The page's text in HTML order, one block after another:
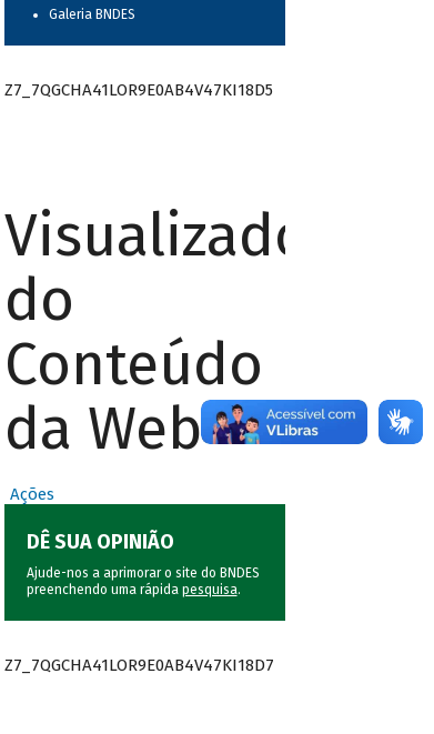
Galeria BNDES
Z7_7QGCHA41LOR9E0AB4V47KI18D5
Visualizador
do
Conteúdo
da Web
Ações
DÊ SUA OPINIÃO
Ajude-nos a aprimorar o site do BNDES
preenchendo uma rápida pesquisa.
Z7_7QGCHA41LOR9E0AB4V47KI18D7